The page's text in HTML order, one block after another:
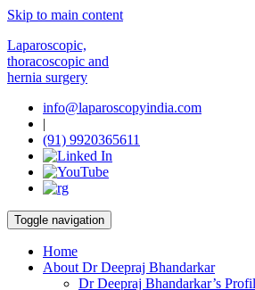
Skip to main content
Laparoscopic,
thoracoscopic and
hernia surgery
info@laparoscopyindia.com
|
(91) 9920365611
Toggle navigation
Home
About Dr Deepraj Bhandarkar
Dr Deepraj Bhandarkar’s